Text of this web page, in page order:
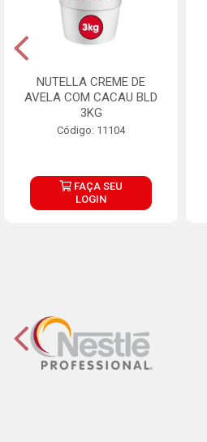
NUTELLA CREME DE
AVELA COM CACAU BLD
3KG
Código: 11104
FAÇA SEU
LOGIN